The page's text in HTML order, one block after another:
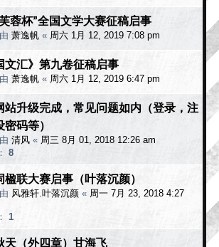
蓉杯”全国文学大赛征稿启事
萧逸帆 « 周六 1月 12, 2019 7:08 pm
文汇》第九卷征稿启事
萧逸帆 « 周六 1月 12, 2019 6:47 pm
站升级完成，常见问题如内（登录，注
码等）
清风 « 周三 8月 01, 2018 12:26 am
8
联大赛启事（叶落沉颜）
风雅轩.叶落沉颜 « 周一 7月 23, 2018 4:27
1
天（外四章）甘海飞